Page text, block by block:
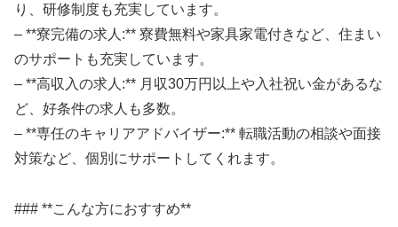
り、研修制度も充実しています。
– **寮完備の求人:** 寮費無料や家具家電付きなど、住まい
のサポートも充実しています。
– **高収入の求人:** 月収30万円以上や入社祝い金があるな
ど、好条件の求人も多数。
– **専任のキャリアアドバイザー:** 転職活動の相談や面接
対策など、個別にサポートしてくれます。
### **こんな方におすすめ**